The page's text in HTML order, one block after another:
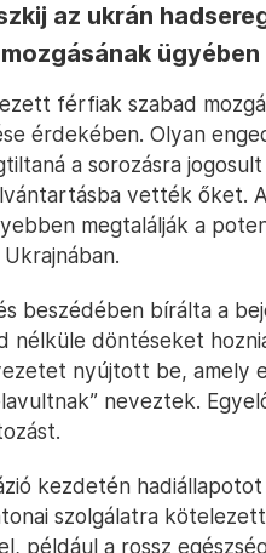
az ukrán
ügyében
férfiak szabad
érdekében. Olyan
a sorozásra
vették őket.
megtalálják a
beszédében bírálta a
nélküle döntéseket
nyújtott be, amely
neveztek.
kezdetén
szolgálatra
például a rossz